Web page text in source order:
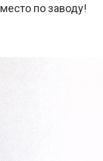
место по заводу!